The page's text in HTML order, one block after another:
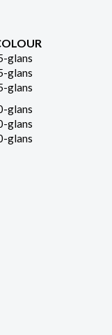
glans
glans
glans
glans
glans
glans